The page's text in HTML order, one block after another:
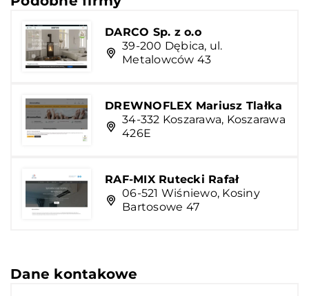
DARCO Sp. z o.o
39-200 Dębica, ul.
Metalowców 43
DREWNOFLEX Mariusz Tlałka
34-332 Koszarawa, Koszarawa
426E
RAF-MIX Rutecki Rafał
06-521 Wiśniewo, Kosiny
Bartosowe 47
Dane kontakowe